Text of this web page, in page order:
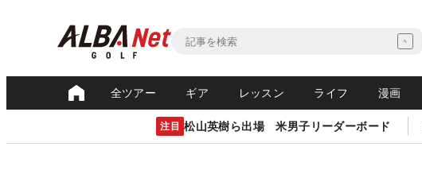
全ツアー ギア レッスン ライフ 漫画
注目 松山英樹ら出場 米男子リーダーボード